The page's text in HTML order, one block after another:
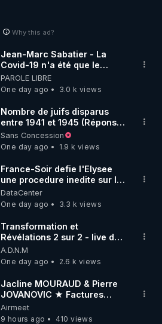
Why this ad?
Jean-Marc Sabatier - La
Covid-19 n'a été que le
début - L'ARNm & l'ARNm-aa
jusqu où auront-t-il ?
PAROLE LIBRE
One day ago
3.0 k views
Nombre de juifs disparus
entre 1941 et 1945 (Réponse
à mes accusateurs)
Sans Concession
One day ago
1.9 k views
France-Soir defie l'Elysee
une procedure inedite sur la
sante du president - Nexus
DataCenter
One day ago
3.3 k views
Transformation et
Révélations 2 sur 2 - live du
07/08/26
A.D.N.M
One day ago
2.6 k views
Jacline MOURAUD & Pierre
JOVANOVIC ★ Factures
Impayées : Où Est Passé Le
Pognon ?
Airmeet
9 hours ago
410 views